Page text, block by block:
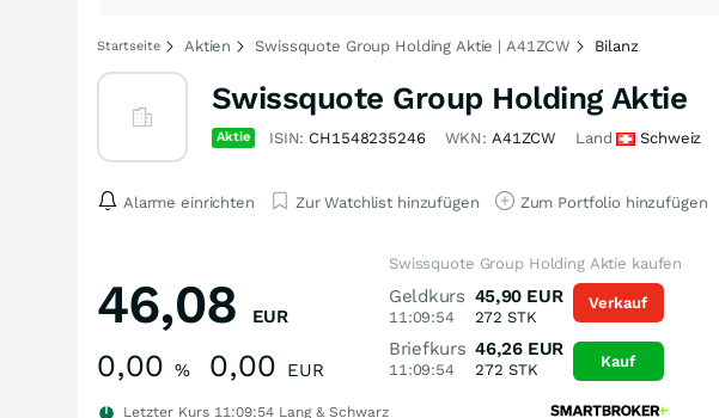
Startseite Aktien Swissquote Group Holding Aktie | A41ZCW Bilanz
Swissquote Group Holding Aktie
Aktie ISIN: CH1548235246 WKN: A41ZCW Land Schweiz
Alarme einrichten Zur Watchlist hinzufügen Zum Portfolio hinzufügen
46,08 EUR
0,00 % 0,00 EUR
Letzter Kurs 11:09:54 Lang & Schwarz
Swissquote Group Holding Aktie kaufen
Geldkurs
11:09:54
45,90 EUR
272 STK
Briefkurs
11:09:54
46,26 EUR
272 STK
Verkauf
Kauf